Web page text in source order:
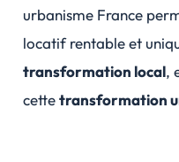
urbanisme France
locatif rentable et
transformation local,
cettetransformation